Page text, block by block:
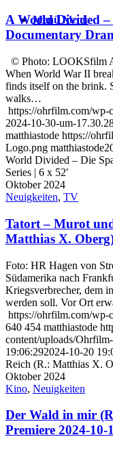
Menü Menü
A World Divided –
Documentary
© Photo: LOOKSfilm
When World War II
finds itself on the brink.
walks…
https://ohrfilm.com/wp-
2024-10-30-um-
matthiastode https://
Logo.png matthiastode
World Divided – Die
Series | 6 x 52′
Oktober 2024
Neuigkeiten, TV
Tatort – Murot
Matthias X.
Foto: HR Hagen von
Südamerika nach
Kriegsverbrecher, dem
werden soll. Vor Ort
https://ohrfilm.com/wp-
640 454 matthiastode
content/uploads/
19:06:292024-10-20
Reich (R.: Matthias X.
Oktober 2024
Kino, Neuigkeiten
Der Wald in mir
Premiere 2024-10-